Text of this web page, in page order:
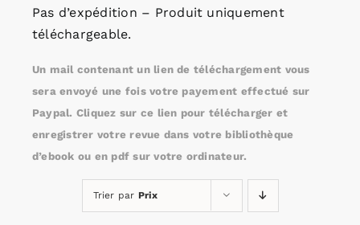
Kiosque
Annonces emploi
Pas d’expédition – Produit uniquement
téléchargeable.
Un mail contenant un lien de téléchargement vous
sera envoyé une fois votre payement effectué sur
Paypal. Cliquez sur ce lien pour télécharger et
enregistrer votre revue dans votre bibliothèque
d’ebook ou en pdf sur votre ordinateur.
Trier par Prix